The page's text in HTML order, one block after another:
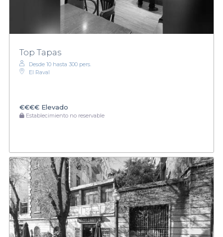
Top Tapas
Desde 10 hasta 300 pers.
El Raval
€€€€ Elevado
Establecimiento no reservable